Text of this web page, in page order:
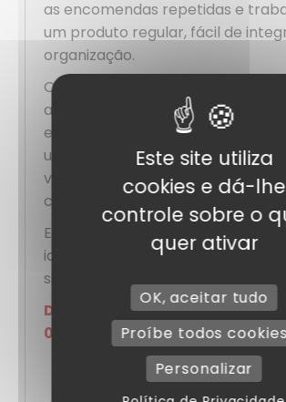
as encomendas repetidas e
um produto regular, fácil de
organização.
Outra vantagem importante: o
agrada a todos. Atravessa as
estilos de cozinha sem nunca sair
um indispensável do dia a dia,
versátil, que encontra sempre o
cozinha.
Em resumo, este
cebolinho 1 kg
ideal para quem quer frescura,
simplicidade, sem compromissos.
Data de consumo preferencial
09/2025
Este site utiliza
cookies e dá-lhe
controle sobre o
quer ativar
OK, aceitar tudo
Proíbe todos cookies
Personalizar